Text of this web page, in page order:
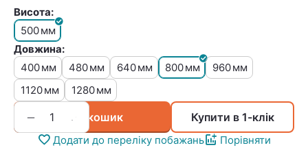
Висота:
500мм
Довжина:
400мм 480мм 640мм 800мм 960мм
1120мм 1280мм
+
− У кошик Купити в 1-клік
Додати до переліку побажань Порівняти